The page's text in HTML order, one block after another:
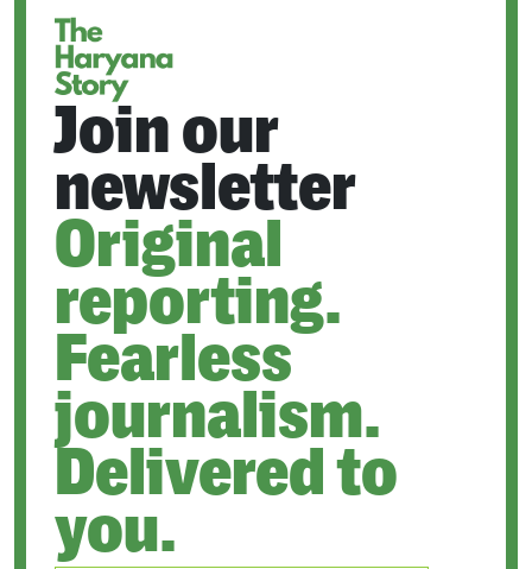
Join our
newsletter
Original
reporting.
Fearless
journalism.
Delivered to
you.